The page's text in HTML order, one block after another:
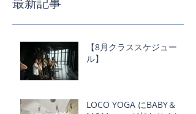
【8月クラススケジュー
ル】
LOCO YOGA にBABY＆